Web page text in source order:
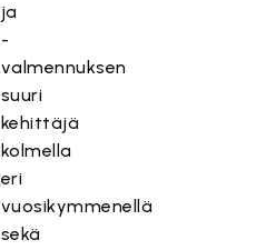
ja
-
valmennuksen
suuri
kehittäjä
kolmella
eri
vuosikymmenellä
sekä